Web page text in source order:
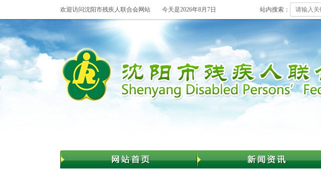
欢迎访问沈阳市残疾人联合会网站 今天是2026年8月7日 站内搜索：